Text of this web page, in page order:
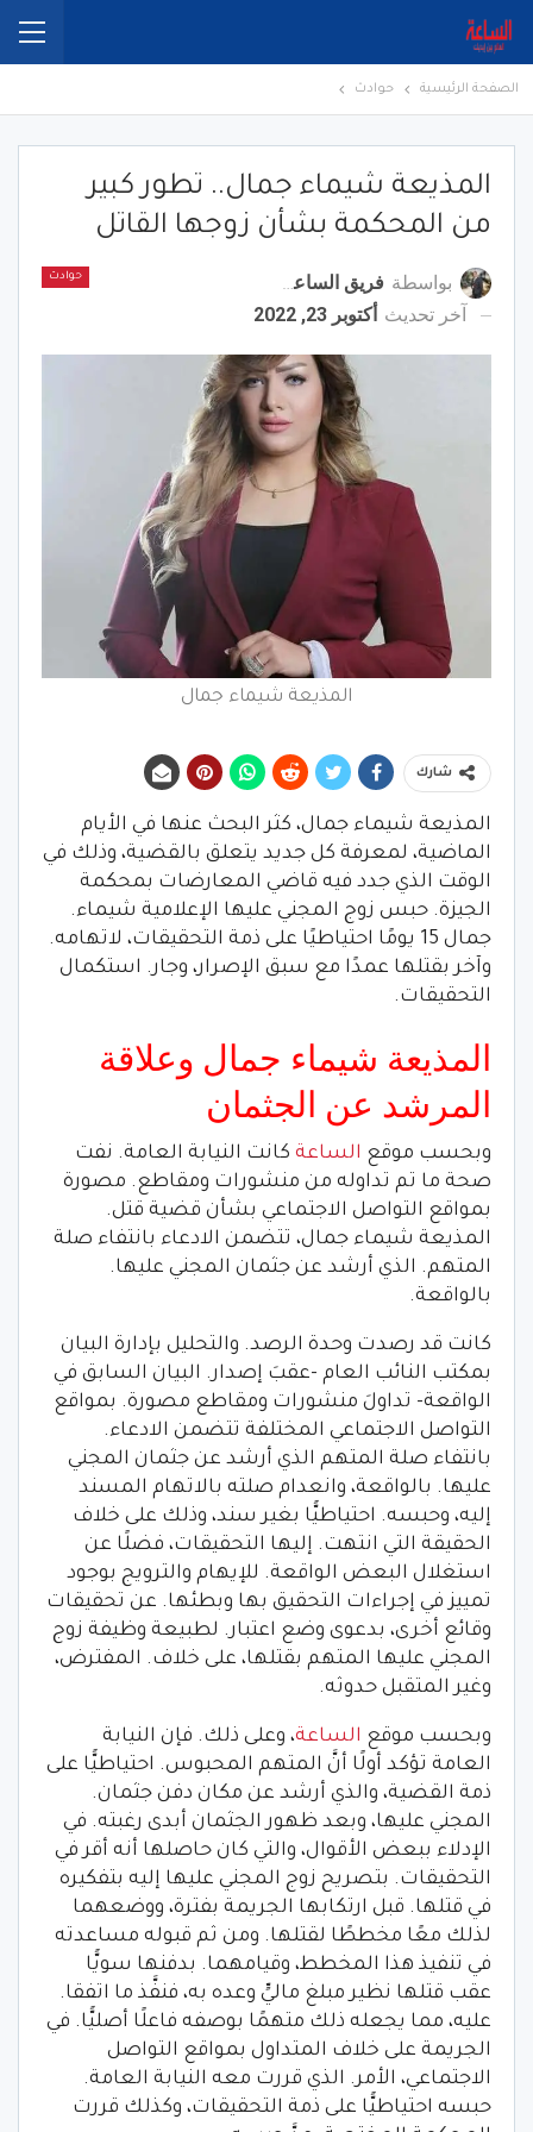
الصفحة الرئيسية حوادث
المذيعة شيماء جمال.. تطور كبير
من المحكمة بشأن زوجها القاتل
حوادث بواسطة فريق الساعة برس
آخر تحديث أكتوبر 23, 2022
المذيعة شيماء جمال
شارك
المذيعة شيماء جمال، كثر البحث عنها في الأيام
الماضية، لمعرفة كل جديد يتعلق بالقضية، وذلك في
الوقت الذي جدد فيه قاضي المعارضات بمحكمة
الجيزة. حبس زوج المجني عليها الإعلامية شيماء.
جمال 15 يومًا احتياطيًا على ذمة التحقيقات، لاتهامه.
وآخر بقتلها عمدًا مع سبق الإصرار، وجار. استكمال
التحقيقات.
المذيعة شيماء جمال وعلاقة
المرشد عن الجثمان
وبحسب موقع الساعة كانت النيابة العامة. نفت
صحة ما تم تداوله من منشورات ومقاطع. مصورة
بمواقع التواصل الاجتماعي بشأن قضية قتل.
المذيعة شيماء جمال، تتضمن الادعاء بانتفاء صلة
المتهم. الذي أرشد عن جثمان المجني عليها.
بالواقعة.
كانت قد رصدت وحدة الرصد. والتحليل بإدارة البيان
بمكتب النائب العام -عقبَ إصدار. البيان السابق في
الواقعة- تداولَ منشورات ومقاطع مصورة. بمواقع
التواصل الاجتماعي المختلفة تتضمن الادعاء.
بانتفاء صلة المتهم الذي أرشد عن جثمان المجني
عليها. بالواقعة، وانعدام صلته بالاتهام المسند
إليه، وحبسه. احتياطيًّا بغير سند، وذلك على خلاف
الحقيقة التي انتهت. إليها التحقيقات، فضلًا عن
استغلال البعض الواقعة. للإيهام والترويج بوجود
تمييز في إجراءات التحقيق بها وبطئها. عن تحقيقات
وقائع أخرى، بدعوى وضع اعتبار. لطبيعة وظيفة زوج
المجني عليها المتهم بقتلها، على خلاف. المفترض،
وغير المتقبل حدوثه.
وبحسب موقع الساعة، وعلى ذلك. فإن النيابة
العامة تؤكد أولًا أنَّ المتهم المحبوس. احتياطيًّا على
ذمة القضية، والذي أرشد عن مكان دفن جثمان.
المجني عليها، وبعد ظهور الجثمان أبدى رغبته. في
الإدلاء ببعض الأقوال، والتي كان حاصلها أنه أقر في
التحقيقات. بتصريح زوج المجني عليها إليه بتفكيره
في قتلها. قبل ارتكابها الجريمة بفترة، ووضعهما
لذلك معًا مخططًا لقتلها. ومن ثم قبوله مساعدته
في تنفيذ هذا المخطط، وقيامهما. بدفنها سويًّا
عقب قتلها نظير مبلغ ماليٍّ وعده به، فنفَّذ ما اتفقا.
عليه، مما يجعله ذلك متهمًا بوصفه فاعلًا أصليًّا. في
الجريمة على خلاف المتداول بمواقع التواصل
الاجتماعي، الأمر. الذي قررت معه النيابة العامة.
حبسه احتياطيًّا على ذمة التحقيقات، وكذلك قررت